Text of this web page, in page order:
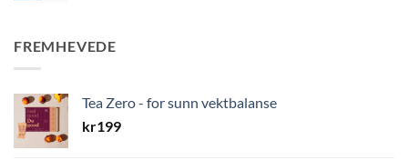
FREMHEVEDE
Tea Zero - for sunn vektbalanse
kr199